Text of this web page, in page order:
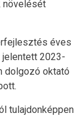
növelését
éves
2023-
dolgozó oktató
tulajdonképpen